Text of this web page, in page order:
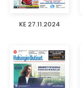
KE 27.11.2024